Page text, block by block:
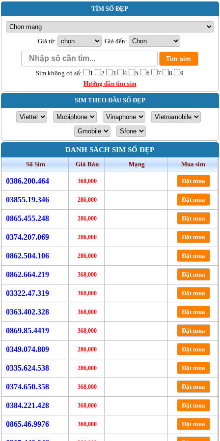
TÌM SỐ ĐẸP
Giá từ: Giá đến:
Sim không có số: 1 2 3 4 5 6 7 8
9
Hướng dẫn tìm sim
SIM THEO ĐẦU SỐ ĐẸP
DANH SÁCH SIM SỐ ĐẸP
Số Sim Giá Bán Mạng Mua sim
0386.200.464 368,000 Đặt mua
03855.19.346 286,000 Đặt mua
0865.455.248 286,000 Đặt mua
0374.207.069 286,000 Đặt mua
0862.504.106 286,000 Đặt mua
0862.664.219 368,000 Đặt mua
03322.47.319 368,000 Đặt mua
0363.402.328 368,000 Đặt mua
0869.85.4419 368,000 Đặt mua
0349.074.809 286,000 Đặt mua
0335.624.538 286,000 Đặt mua
0374.650.358 368,000 Đặt mua
0384.221.428 368,000 Đặt mua
0865.46.9976 368,000 Đặt mua